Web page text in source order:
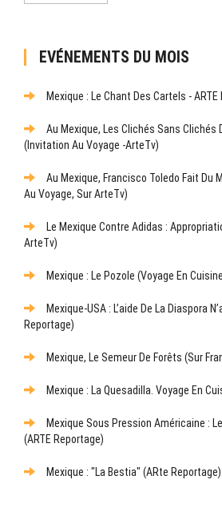
EVÉNEMENTS DU MOIS
Mexique : Le Chant Des Cartels -
Au Mexique, Les Clichés Sans Clichés
(Invitation Au Voyage -ArteTv)
Au Mexique, Francisco Toledo Fait Du
Au Voyage, Sur ArteTv)
Le Mexique Contre Adidas :
ArteTv)
Mexique : Le Pozole (Voyage En
Mexique-USA : L’aide De La Diaspora
Reportage)
Mexique, Le Semeur De Forêts (sur
Mexique : La Quesadilla. Voyage En
Mexique Sous Pression Américaine :
(ARTE Reportage)
Mexique : "La Bestia" (ARte Reportage)